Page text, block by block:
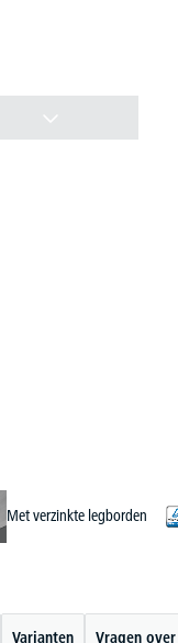
Met verzinkte legborden
Varianten Vragen